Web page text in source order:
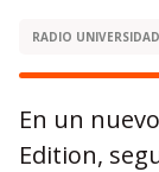
RADIO
En un
Edition,